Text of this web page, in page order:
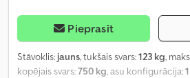
Pieprasīt
Stāvoklis: jauns, tukšais svars:123 kg,
kopējais svars:750 kg , asu konfigurācija: